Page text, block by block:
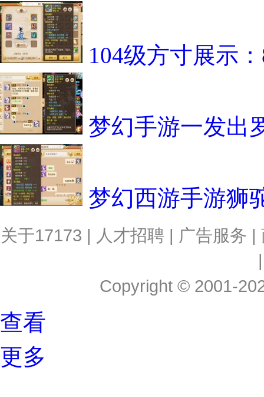
104级方寸展示
梦幻手游一发出
梦幻西游手游狮
关于17173 | 人才招聘 | 广告服务 |
Copyright © 2001-
查看
更多